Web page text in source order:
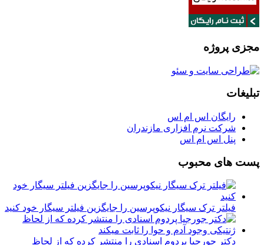
مجزی پروژه
تبلیغات
رایگان اس ام اس
شرکت نرم افزاری مازندران
پنل اس ام اس
پست های محبوب
فیلتر ترک سیگار نیکوپرسین را جایگزین فیلتر سیگار خود کنید
دکتر جورجیا پردوم اسنادی را منتشر کرده که از لحاظ